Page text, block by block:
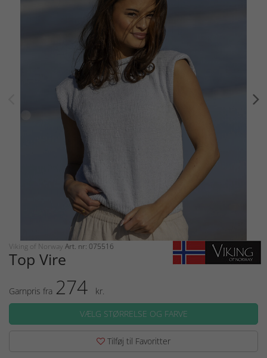
Viking of Norway Art. nr: 075516
Top Vire
Garnpris fra 274
kr.
VÆLG STØRRELSE OG FARVE
Tilføj til Favoritter